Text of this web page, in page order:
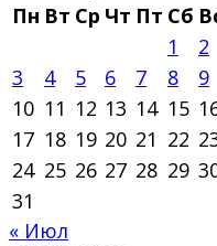
Пн Вт Ср Чт Пт Сб
1
2
3
4 5 6 7 8
9
10 11 12 13 14 15
17 18 19 20 21 22
24 25 26 27 28 29
31
« Июл